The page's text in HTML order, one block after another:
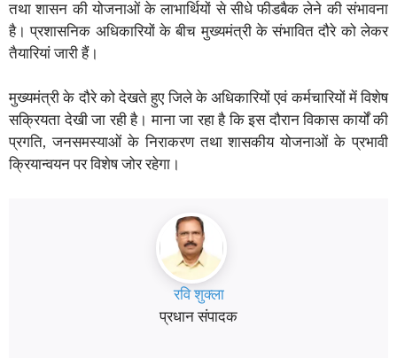
तथा शासन की योजनाओं के लाभार्थियों से सीधे फीडबैक लेने की संभावना
है। प्रशासनिक अधिकारियों के बीच मुख्यमंत्री के संभावित दौरे को लेकर
तैयारियां जारी हैं।
मुख्यमंत्री के दौरे को देखते हुए जिले के अधिकारियों एवं कर्मचारियों में विशेष
सक्रियता देखी जा रही है। माना जा रहा है कि इस दौरान विकास कार्यों की
प्रगति, जनसमस्याओं के निराकरण तथा शासकीय योजनाओं के प्रभावी
क्रियान्वयन पर विशेष जोर रहेगा।
रवि शुक्ला
प्रधान संपादक